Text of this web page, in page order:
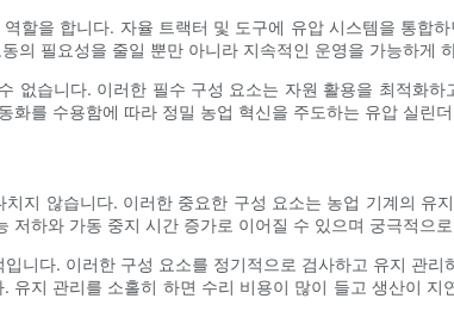
할을 합니다. 자율 트랙터 및 도구에 유압 시스템을 통합
의 필요성을 줄일 뿐만 아니라 지속적인 운영을 가능하게
없습니다. 이러한 필수 구성 요소는 자원 활용을 최적화
를 수용함에 따라 정밀 농업 혁신을 주도하는 유압 실린
지 않습니다. 이러한 중요한 구성 요소는 농업 기계의 유
하와 가동 중지 시간 증가로 이어질 수 있으며 궁극적으
니다. 이러한 구성 요소를 정기적으로 검사하고 유지 관
지 관리를 소홀히 하면 수리 비용이 많이 들고 생산이